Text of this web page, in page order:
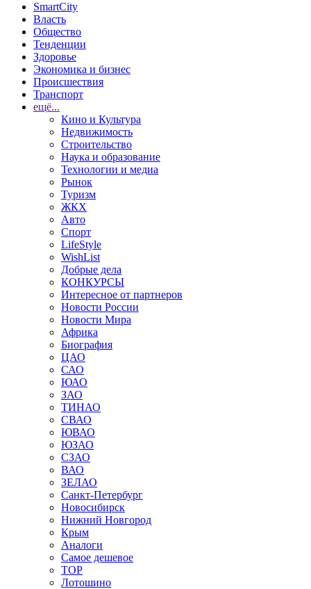
SmartCity
Власть
Общество
Тенденции
Здоровье
Экономика и бизнес
Происшествия
Транспорт
ещё...
Кино и Культура
Недвижимость
Строительство
Наука и образование
Технологии и медиа
Рынок
Туризм
ЖКХ
Авто
Спорт
LifeStyle
WishList
Добрые дела
КОНКУРСЫ
Интересное от партнеров
Новости России
Новости Мира
Африка
Биография
ЦАО
САО
ЮАО
ЗАО
ТИНАО
СВАО
ЮВАО
ЮЗАО
СЗАО
ВАО
ЗЕЛАО
Санкт-Петербург
Новосибирск
Нижний Новгород
Крым
Аналоги
Самое дешевое
TOP
Лотошино